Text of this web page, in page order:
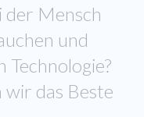
der Mensch
und
das Beste